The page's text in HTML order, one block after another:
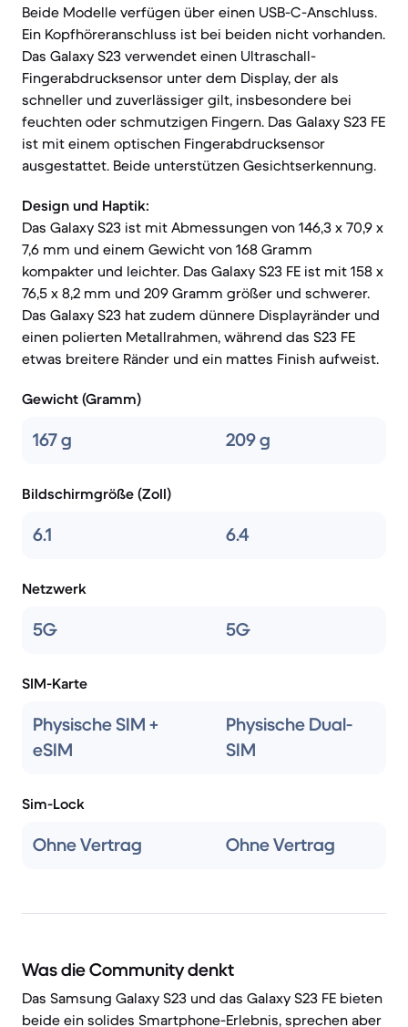
Beide Modelle verfügen über einen USB-C-Anschluss.
Ein Kopfhöreranschluss ist bei beiden nicht vorhanden.
Das Galaxy S23 verwendet einen Ultraschall-
Fingerabdrucksensor unter dem Display, der als
schneller und zuverlässiger gilt, insbesondere bei
feuchten oder schmutzigen Fingern. Das Galaxy S23 FE
ist mit einem optischen Fingerabdrucksensor
ausgestattet. Beide unterstützen Gesichtserkennung.
Design und Haptik:
Das Galaxy S23 ist mit Abmessungen von 146,3 x 70,9 x
7,6 mm und einem Gewicht von 168 Gramm
kompakter und leichter. Das Galaxy S23 FE ist mit 158 x
76,5 x 8,2 mm und 209 Gramm größer und schwerer.
Das Galaxy S23 hat zudem dünnere Displayränder und
einen polierten Metallrahmen, während das S23 FE
etwas breitere Ränder und ein mattes Finish aufweist.
Gewicht (Gramm)
167 g 209 g
Bildschirmgröße (Zoll)
6.1 6.4
Netzwerk
5G 5G
SIM-Karte
Physische SIM +
eSIM
Physische Dual-
SIM
Sim-Lock
Ohne Vertrag Ohne Vertrag
Was die Community denkt
Das Samsung Galaxy S23 und das Galaxy S23 FE bieten
beide ein solides Smartphone-Erlebnis, sprechen aber